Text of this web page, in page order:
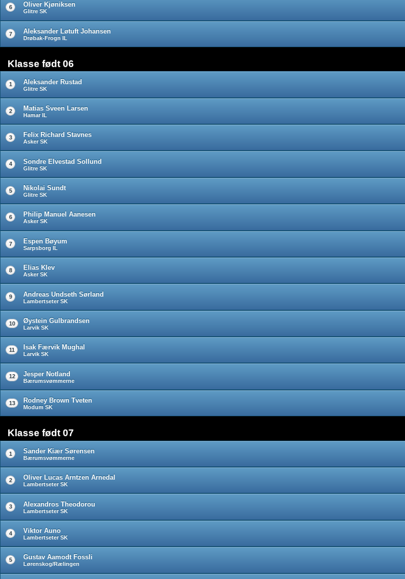
6 Oliver Kjøniksen
Glitre SK
7 Aleksander Løtuft Johansen
Drøbak-Frogn IL
Klasse født 06
1 Aleksander Rustad
Glitre SK
2 Matias Sveen Larsen
Hamar IL
3 Felix Richard Stavnes
Asker SK
4 Sondre Elvestad Sollund
Glitre SK
5 Nikolai Sundt
Glitre SK
6 Philip Manuel Aanesen
Asker SK
7 Espen Bøyum
Sarpsborg IL
8 Elias Klev
Asker SK
9 Andreas Undseth Sørland
Lambertseter SK
10 Øystein Gulbrandsen
Larvik SK
11 Isak Færvik Mughal
Larvik SK
12 Jesper Notland
Bærumsvømmerne
13 Rodney Brown Tveten
Modum SK
Klasse født 07
1 Sander Kiær Sørensen
Bærumsvømmerne
2 Oliver Lucas Arntzen Arnedal
Lambertseter SK
3 Alexandros Theodorou
Lambertseter SK
4 Viktor Auno
Lambertseter SK
5 Gustav Aamodt Fossli
Lørenskog/Rælingen